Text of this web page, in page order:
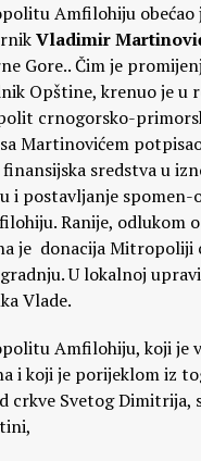
Amfilohiju obećao
Vladimir
Gore.. Čim je
Opštine, krenuo je u
crnogorsko-
Martinovićem
sredstva u
i postavljanje spomen-
Ranije, odlukom
je donacija Mitropoliji
U lokalnoj
Vlade.
Amfilohiju, koji je
i koji je porijeklom iz
crkve Svetog Dimitrija,